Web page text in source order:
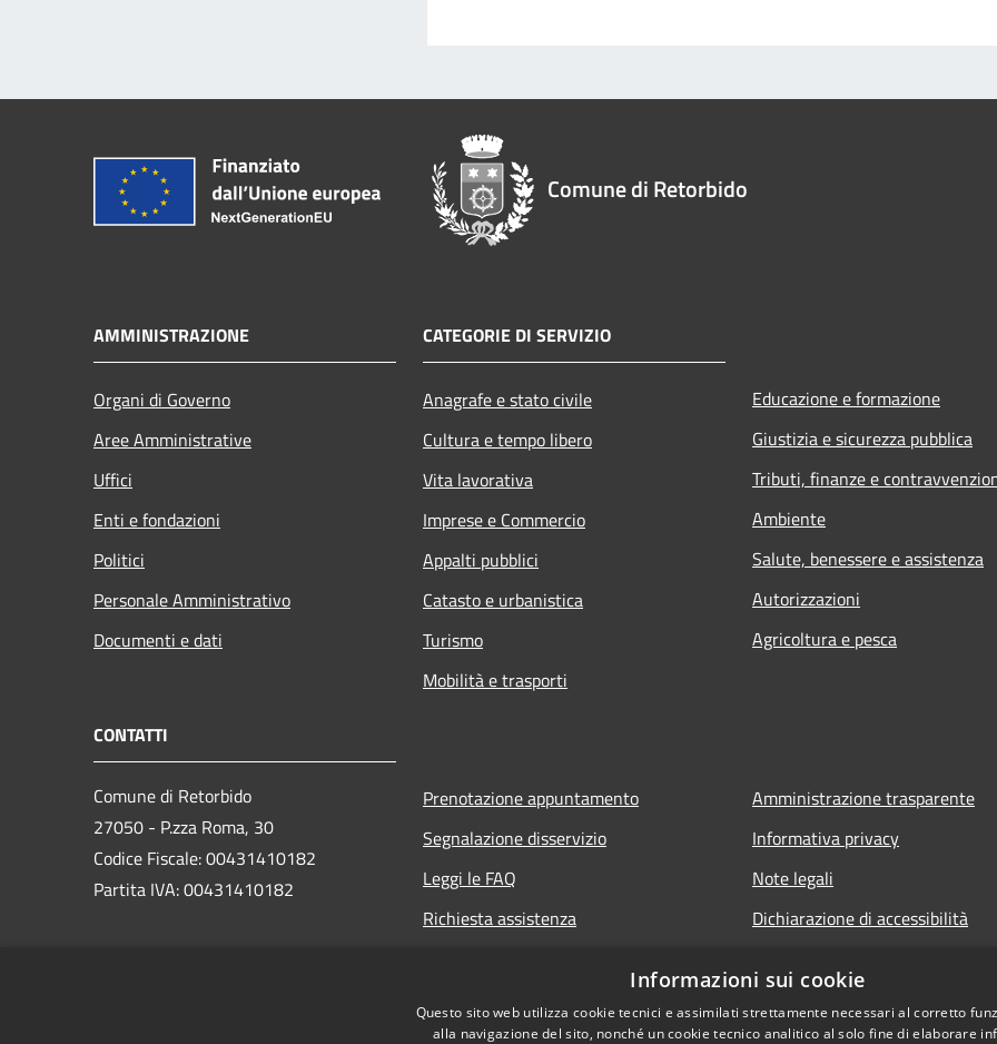
Comune di Retorbido
AMMINISTRAZIONE
Organi di Governo
Aree Amministrative
Uffici
Enti e fondazioni
Politici
Personale Amministrativo
Documenti e dati
CATEGORIE DI SERVIZIO
Anagrafe e stato civile
Cultura e tempo libero
Vita lavorativa
Imprese e Commercio
Appalti pubblici
Catasto e urbanistica
Turismo
Mobilità e trasporti
Educazione e formazione
Giustizia e sicurezza pubblica
Tributi, finanze e
Ambiente
Salute, benessere e assistenza
Autorizzazioni
Agricoltura e pesca
CONTATTI
Comune di Retorbido
27050 - P.zza Roma, 30
Codice Fiscale: 00431410182
Partita IVA: 00431410182
Prenotazione appuntamento
Segnalazione disservizio
Leggi le FAQ
Richiesta assistenza
Amministrazione trasparente
Informativa privacy
Note legali
Dichiarazione di accessibilità
Informazioni sui cookie
Questo sito web utilizza cookie tecnici e assimilati strettamente necessari al corretto
alla navigazione del sito, nonché un cookie tecnico analitico al solo fine di elaborare